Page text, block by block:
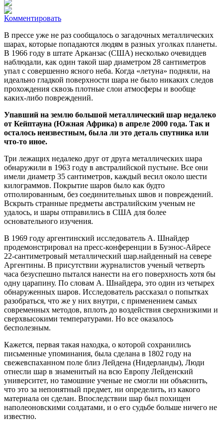
Комментировать
В прессе уже не раз сообщалось о загадочных металлических
шарах, которые попадаются людям в разных уголках планеты.
В 1966 году в штате Арканзас (США) несколько очевидцев
наблюдали, как один такой шар диаметром 28 сантиметров
упал с совершенно ясного неба. Когда «летуна» подняли, на
идеально гладкой поверхности шара не было никаких следов
прохождения сквозь плотные слои атмосферы и вообще
каких-либо повреждений.
Упавший на землю большой металлический шар недалеко
от Кейптауна (Южная Африка) в апреле 2000 года. Так и
осталось неизвестным, была ли это деталь спутника или
что-то иное.
Три лежащих недалеко друг от друга металлических шара
обнаружили в 1963 году в австралийской пустыне. Все они
имели диаметр 35 сантиметров, каждый весил около шести
килограммов. Покрытие шаров было как будто
отполированным, без соединительных швов и повреждений.
Вскрыть странные предметы австралийским ученым не
удалось, и шары отправились в США для более
основательного изучения.
В 1969 году аргентинский исследователь А. Шнайдер
продемонстрировал на пресс-конференции в Буэнос-Айресе
22-сантиметровый металлический шар.найденный на севере
Аргентины. В присутствии журналистов ученый четверть
часа безуспешно пытался нанести на его поверхность хотя бы
одну царапину. По словам А. Шнайдера, это один из четырех
обнаруженных шаров. Исследователь рассказал о попытках
разобраться, что же у них внутри, с применением самых
современных методов, вплоть до воздействия сверхнизкими и
сверхвысокими температурами. Но все оказалось
бесполезным.
Кажется, первая такая находка, о которой сохранились
письменные упоминания, была сделана в 1802 году на
свежевспаханном поле близ Лейдена (Нидерланды), Люди
отнесли шар в знаменитый на всю Европу Лейденский
университет, но тамошние ученые не смогли ни объяснить,
что это за непонятный предмет, ни определить, из какого
материала он сделан. Впоследствии шар был похищен
наполеоновскими солдатами, и о его судьбе больше ничего не
известно.